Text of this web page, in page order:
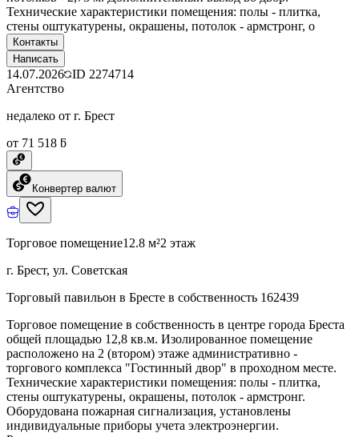
Технические характеристики помещения: полы - плитка,
стены оштукатурены, окрашены, потолок - армстронг, о
Контакты
Написать
14.07.2026 ID 2274714
Агентство
недалеко от г. Брест
от 71 518 ƃ
Конвертер валют
Торговое помещение12.8 м²2 этаж
г. Брест, ул. Советская
Торговый павильон в Бресте в собственность 162439
Торговое помещение в собственность в центре города Бреста
общей площадью 12,8 кв.м. Изолированное помещение
расположено на 2 (втором) этаже административно -
торгового комплекса "Гостинный двор" в проходном месте.
Технические характеристики помещения: полы - плитка,
стены оштукатурены, окрашены, потолок - армстронг.
Оборудована пожарная сигнализация, установлены
индивидуальные приборы учета электроэнергии.